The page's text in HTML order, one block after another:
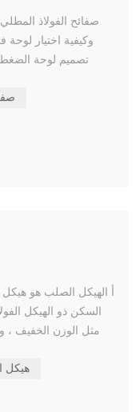
صفائح الفولاذ
وكيفية اختيار لوحة
تصميم لوحة الضغط
صحيح ،
المطلية بالألوان
أ الهيكل الصلب هو هيكل
السكن ذو الهيكل
مثل الوزن الخفيف ،
والانتعاش السريعهيكل